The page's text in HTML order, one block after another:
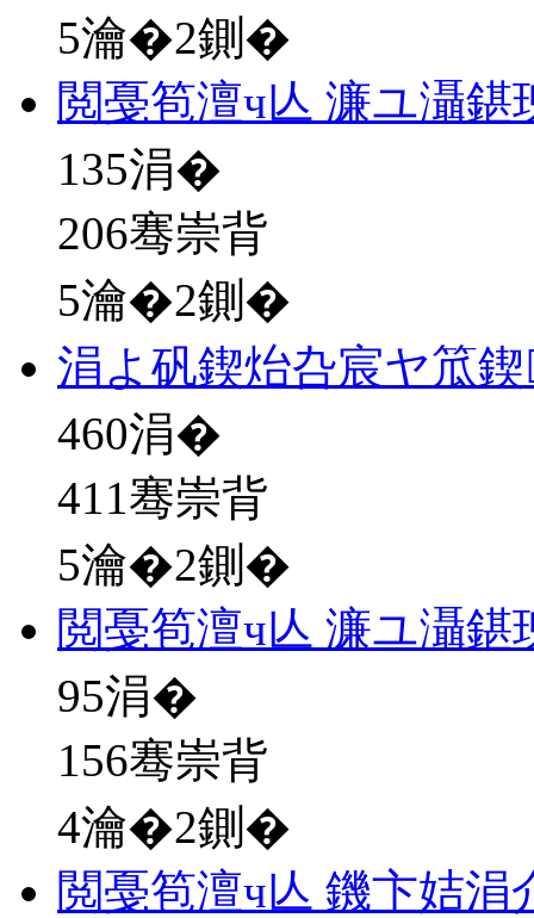
5瀹�2鍘�
閲戞笣澶ч亾 濂ユ灄鍖
135涓�
206骞崇背
5瀹�2鍘�
涓よ矾鍥炲叴宸ヤ笟
460涓�
411骞崇背
5瀹�2鍘�
閲戞笣澶ч亾 濂ユ灄鍖
95涓�
156骞崇背
4瀹�2鍘�
閲戞笣澶ч亾 鐖卞姞涓